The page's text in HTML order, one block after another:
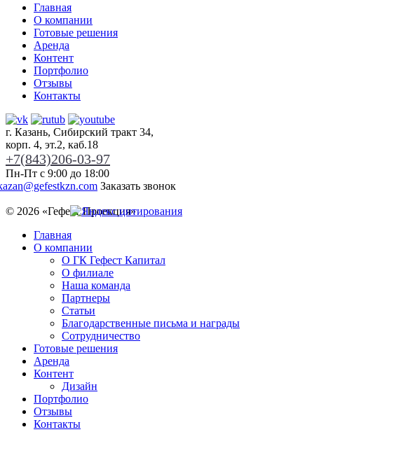
Главная
О компании
Готовые решения
Аренда
Контент
Портфолио
Отзывы
Контакты
г. Казань, Сибирский тракт 34,
корп. 4, эт.2, каб.18
+7(843)206-03-97
Пн-Пт с 9:00 до 18:00
Заказать звонок
© 2026 «Гефест Проекция»
Главная
О компании
О ГК Гефест Капитал
О филиале
Наша команда
Партнеры
Статьи
Благодарственные письма и награды
Сотрудничество
Готовые решения
Аренда
Контент
Дизайн
Портфолио
Отзывы
Контакты